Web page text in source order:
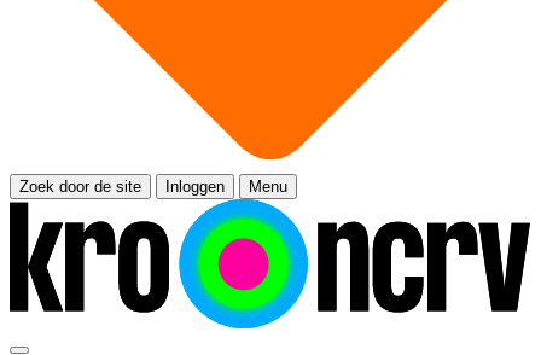
Zoek door de site Inloggen Menu